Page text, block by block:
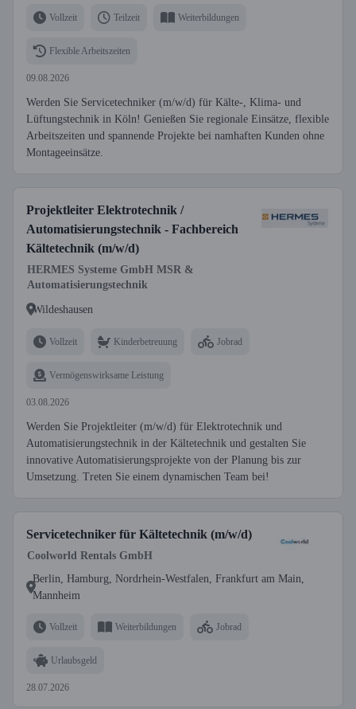
Vollzeit Teilzeit Weiterbildungen
Flexible Arbeitszeiten
09.08.2026
Werden Sie Servicetechniker (m/w/d) für Kälte-, Klima- und
Lüftungstechnik in Köln! Genießen Sie regionale Einsätze, flexible
Arbeitszeiten und spannende Projekte bei namhaften Kunden ohne
Montageeinsätze.
Projektleiter Elektrotechnik /
Automatisierungstechnik - Fachbereich
Kältetechnik (m/w/d)
HERMES Systeme GmbH MSR &
Automatisierungstechnik
Wildeshausen
Vollzeit Kinderbetreuung Jobrad
Vermögenswirksame Leistung
03.08.2026
Werden Sie Projektleiter (m/w/d) für Elektrotechnik und
Automatisierungstechnik in der Kältetechnik und gestalten Sie
innovative Automatisierungsprojekte von der Planung bis zur
Umsetzung. Treten Sie einem dynamischen Team bei!
Servicetechniker für Kältetechnik (m/w/d)
Coolworld Rentals GmbH
Berlin, Hamburg, Nordrhein-Westfalen, Frankfurt am Main,
Mannheim
Vollzeit Weiterbildungen Jobrad
Urlaubsgeld
28.07.2026